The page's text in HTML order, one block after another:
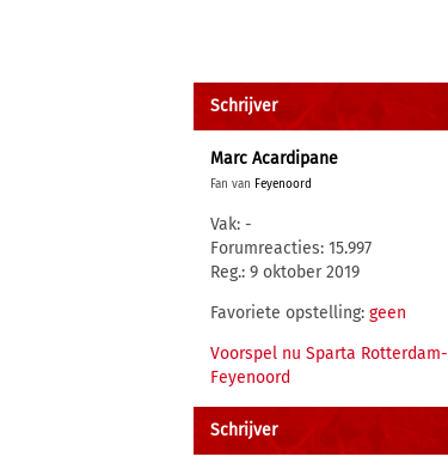
Schrijver
Marc Acardipane
Fan van Feyenoord
Vak: -
Forumreacties: 15.997
Reg.: 9 oktober 2019
Favoriete opstelling: geen
Voorspel nu Sparta Rotterdam-
Feyenoord
Schrijver